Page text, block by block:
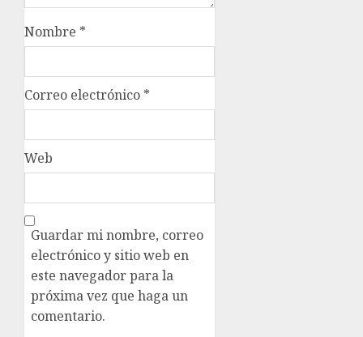
Nombre *
Correo electrónico *
Web
Guardar mi nombre, correo
electrónico y sitio web en
este navegador para la
próxima vez que haga un
comentario.